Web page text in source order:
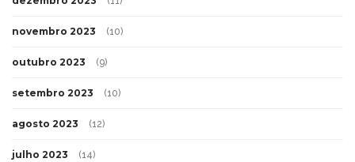
novembro 2023 (10)
outubro 2023 (9)
setembro 2023 (10)
agosto 2023 (12)
julho 2023 (14)